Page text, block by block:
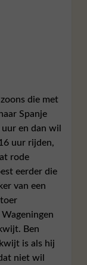
die met
Spanje
en dan wil
uur rijden,
rode
eerder die
van een
Ben
is als hij
niet wil